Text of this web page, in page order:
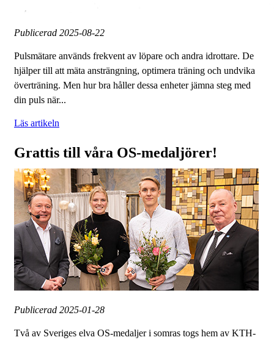
Publicerad 2025-08-22
Pulsmätare används frekvent av löpare och andra idrottare. De
hjälper till att mäta ansträngning, optimera träning och undvika
överträning. Men hur bra håller dessa enheter jämna steg med
din puls när...
Läs artikeln
Grattis till våra OS-medaljörer!
Publicerad 2025-01-28
Två av Sveriges elva OS-medaljer i somras togs hem av KTH-